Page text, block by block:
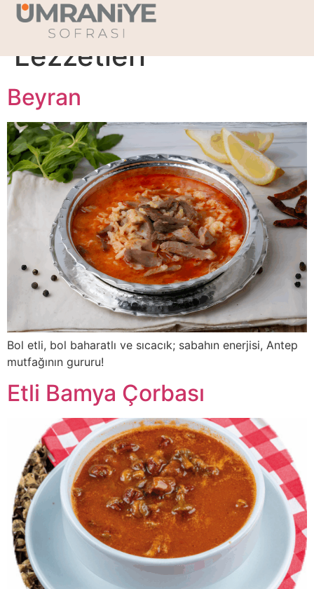
Kategori:Çorba
Lezzetleri
Beyran
Bol etli, bol baharatlı ve sıcacık; sabahın enerjisi, Antep
mutfağının gururu!
Etli Bamya Çorbası